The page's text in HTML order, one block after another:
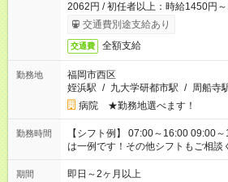
2062円 / 初任者以上：時給1450円
交通費別途支給あり
交通費 全額支給
勤務地
福岡市西区
姪浜駅 / 九大学研都市駅 / 周船寺
病院 ★勤務地選べます！
勤務時間
【シフト例】 07:00～16:00 09:00～
は一例です！その他シフトもご相談
期間 即日～2ヶ月以上